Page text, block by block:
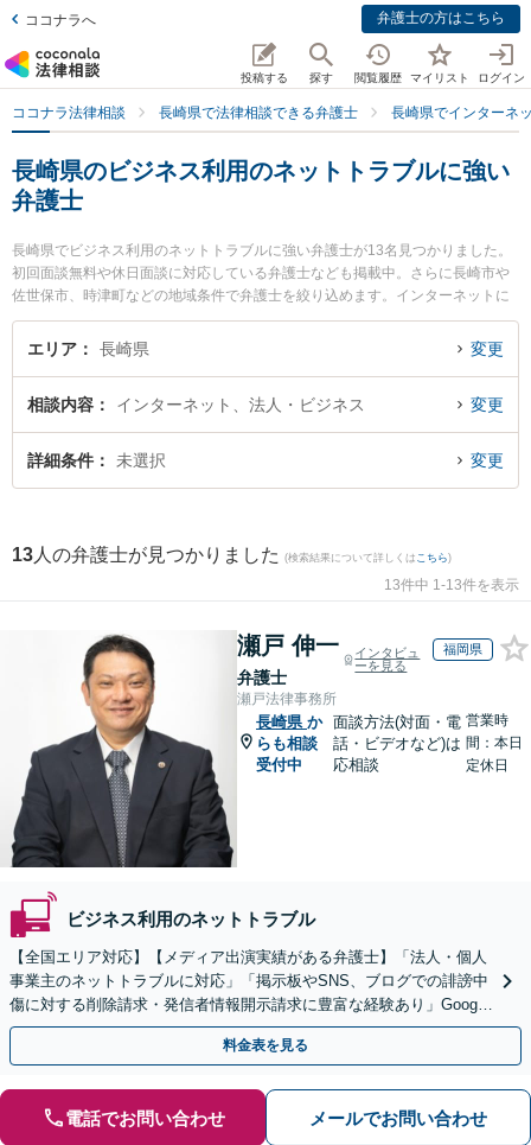
ココナラへ 弁護士の方はこちら
投稿する 探す 閲覧履歴 マイリスト ログイン
ココナラ法律相談 長崎県で法律相談できる弁護士 長崎県でインターネ
長崎県のビジネス利用のネットトラブルに強い
弁護士
長崎県でビジネス利用のネットトラブルに強い弁護士が13名見つかりました。
初回面談無料や休日面談に対応している弁護士なども掲載中。さらに長崎市や
佐世保市、時津町などの地域条件で弁護士を絞り込めます。インターネットに
関係する誹謗中傷や名誉毀損、個人特定等の細かな分野での絞り込み検索もで
き便利です。特に弁護士法人大村綜合法律事務所 早岐オフィスの古市 寛弁護士
どが注目されています。『長崎県で土日や夜間に発生したビジネス利用のネッ
トトラブルのトラブルを今すぐに弁護士に相談したい』『ビジネス利用のネッ
トトラブルのトラブル解決の実績豊富な近くの弁護士を検索したい』『初回相
エリア 長崎県 変更
相談内容 インターネット、法人・ビジネス 変更
詳細条件 未選択 変更
13 人の弁護士が見つかりました (検索結果について詳しくは こちら)
13件中 1-13件を表示
瀬戸 伸一
弁護士
インタビュ
ーを見る
福岡県
瀬戸法律事務所
長崎県 か
らも相談
受付中
面談方法(対面・電
話・ビデオなど)は
応相談
営業時
間：本日
定休日
ビジネス利用のネットトラブル
【全国エリア対応】【メディア出演実績がある弁護士】「法人・個人
事業主のネットトラブルに対応」「掲示板やSNS、ブログでの誹謗中
傷に対する削除請求・発信者情報開示請求に豊富な経験あり」Google
口コミの削除請求・賠償請求のご相談はお任せ
料金表を見る
電話でお問い合わせ メールでお問い合わせ